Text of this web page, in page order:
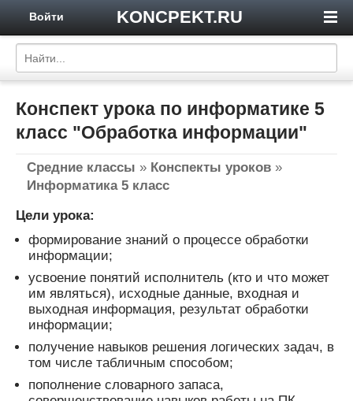
KONCPEKT.RU
Войти
Конспект урока по информатике 5
класс "Обработка информации"
Средние классы » Конспекты уроков »
Информатика 5 класс
Цели урока:
формирование знаний о процессе обработки
информации;
усвоение понятий исполнитель (кто и что может
им являться), исходные данные, входная и
выходная информация, результат обработки
информации;
получение навыков решения логических задач, в
том числе табличным способом;
пополнение словарного запаса,